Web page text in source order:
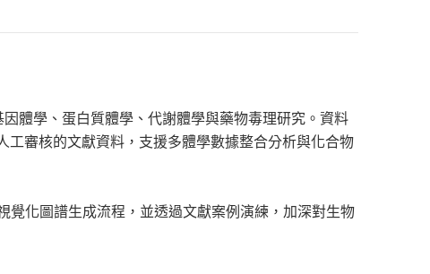
體學、 蛋白質體學、代謝體學與藥物毒理研究。 資料
工審核的文獻資料， 支援多體學數據整合分析與化合物
覺化圖譜生成流程，並透過文獻案例演練， 加深對生物